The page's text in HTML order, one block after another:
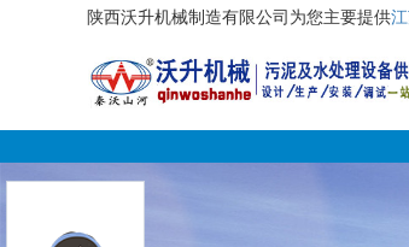
陕西沃升机械制造有限公司为您主要提供